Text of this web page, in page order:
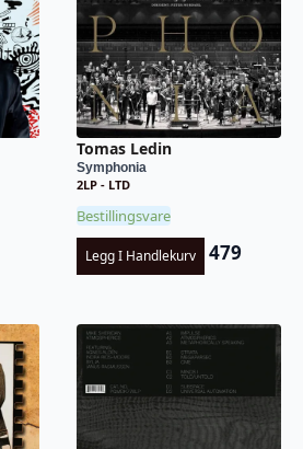
Tomas Ledin
Symphonia
2LP - LTD
Bestillingsvare
Legg I Handlekurv 479